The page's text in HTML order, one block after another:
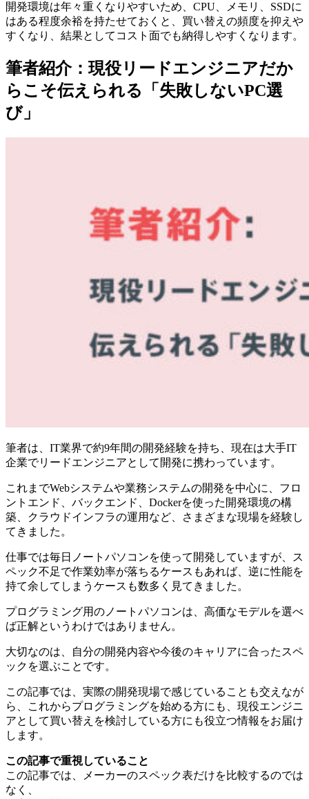
開発環境は年々重くなりやすいため、CPU、メモリ、SSDに
はある程度余裕を持たせておくと、買い替えの頻度を抑えや
すくなり、結果としてコスト面でも納得しやすくなります。
筆者紹介：現役リードエンジニアだか
らこそ伝えられる「失敗しないPC選
び」
筆者は、IT業界で約9年間の開発経験を持ち、現在は大手IT
企業でリードエンジニアとして開発に携わっています。
これまでWebシステムや業務システムの開発を中心に、フロ
ントエンド、バックエンド、Dockerを使った開発環境の構
築、クラウドインフラの運用など、さまざまな現場を経験し
てきました。
仕事では毎日ノートパソコンを使って開発していますが、ス
ペック不足で作業効率が落ちるケースもあれば、逆に性能を
持て余してしまうケースも数多く見てきました。
プログラミング用のノートパソコンは、高価なモデルを選べ
ば正解というわけではありません。
大切なのは、自分の開発内容や今後のキャリアに合ったスペ
ックを選ぶことです。
この記事では、実際の開発現場で感じていることも交えなが
ら、これからプログラミングを始める方にも、現役エンジニ
アとして買い替えを検討している方にも役立つ情報をお届け
します。
この記事で重視していること
この記事では、メーカーのスペック表だけを比較するのでは
なく、